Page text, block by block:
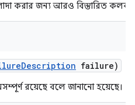
করার জন্য আরও বিস্তারিত
Description failure)
রয়েছে বলে জানানো হয়েছে।